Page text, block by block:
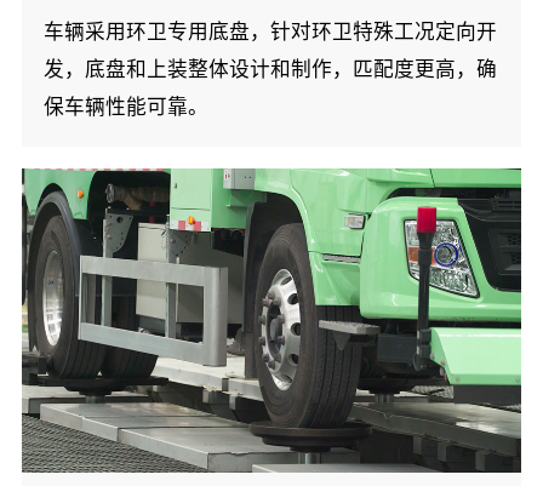
车辆采用环卫专用底盘，针对环卫特殊工况定向开
发，底盘和上装整体设计和制作，匹配度更高，确
保车辆性能可靠。